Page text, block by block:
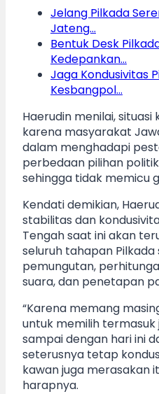
Jelang Pilkada
Jateng…
Bentuk Desk
Kedepankan…
Jaga Kondusivitas
Kesbangpol…
Haerudin menilai, situasi
karena masyarakat
dalam menghadapi
perbedaan pilihan
sehingga tidak memicu
Kendati demikian,
stabilitas dan
Tengah saat ini akan
seluruh tahapan Pilkada
pemungutan,
suara, dan penetapan
“Karena memang
untuk memilih termasuk
sampai dengan hari ini
seterusnya tetap
kawan juga merasakan
harapnya.